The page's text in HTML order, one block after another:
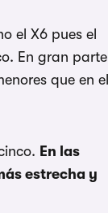
el X6 pues el
En gran parte
que en el
En las
estrecha y